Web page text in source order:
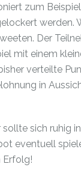
zum
werden.
Der
mit einem
verteilte
in
sich ruhig
eventuell
Erfolg!